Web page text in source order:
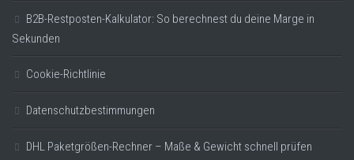
B2B-Restposten-Kalkulator: So berechnest du deine Marge in
Sekunden
Cookie-Richtlinie
Datenschutzbestimmungen
DHL Paketgrößen-Rechner – Maße & Gewicht schnell prüfen